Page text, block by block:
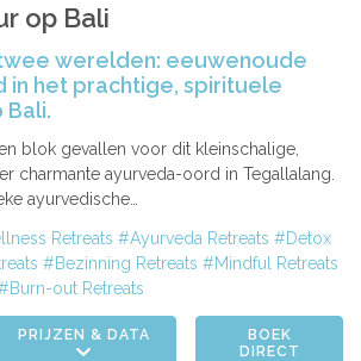
op Bali
werelden: eeuwenoude
in het prachtige, spirituele
blok gevallen voor dit kleinschalige,
charmante ayurveda-oord in Tegallalang.
ayurvedische…
Retreats Ayurveda Retreats
Detox
Bezinning Retreats
Mindful Retreats
Burn-out Retreats
PRIJZEN & DATA
BOEK
DIRECT